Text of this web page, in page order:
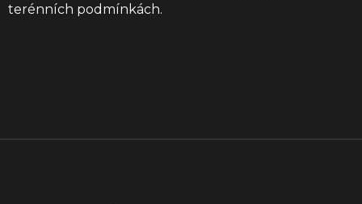
terénních podmínkách.